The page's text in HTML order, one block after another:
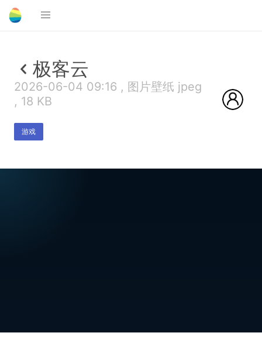
极客云
2026-06-04 09:16 , 图片壁纸 jpeg
, 18 KB
游戏